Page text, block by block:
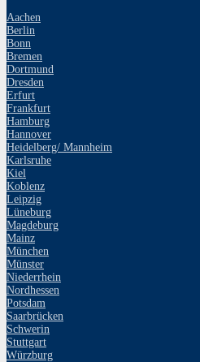
Aachen
Berlin
Bonn
Bremen
Dortmund
Dresden
Erfurt
Frankfurt
Hamburg
Hannover
Heidelberg/ Mannheim
Karlsruhe
Kiel
Koblenz
Leipzig
Lüneburg
Magdeburg
Mainz
München
Münster
Niederrhein
Nordhessen
Potsdam
Saarbrücken
Schwerin
Stuttgart
Würzburg